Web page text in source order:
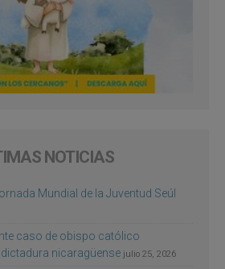
NOTICIAS
Mundial de la Juventud Seúl
caso de obispo católico
nicaragüense julio 25, 2026